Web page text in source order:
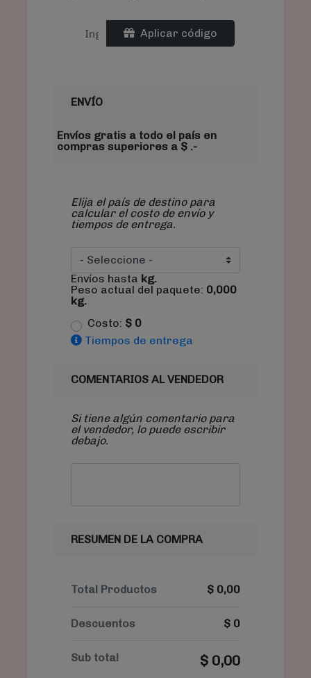
Aplicar código
ENVÍO
Envíos gratis a todo el país en
compras superiores a $ .-
Elija el país de destino para
calcular el costo de envío y
tiempos de entrega.
Envíos hasta kg.
Peso actual del paquete: 0,000
kg.
Costo: $ 0
Tiempos de entrega
COMENTARIOS AL VENDEDOR
Si tiene algún comentario para
el vendedor, lo puede escribir
debajo.
RESUMEN DE LA COMPRA
Total Productos $ 0,00
Descuentos $ 0
Sub total $ 0,00